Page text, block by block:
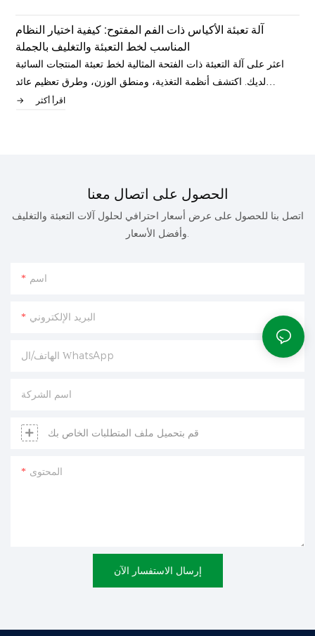
آلة تعبئة الأكياس ذات الفم المفتوح: كيفية اختيار النظام
المناسب لخط التعبئة والتغليف بالجملة
اعثر على آلة التعبئة ذات الفتحة المثالية لخط تعبئة المنتجات السائبة
لديك. اكتشف أنظمة التغذية، ومنطق الوزن، وطرق تعظيم عائد
اقرأ أكثر
الحصول على اتصال معنا
اتصل بنا للحصول على عرض أسعار احترافي لحلول آلات التعبئة والتغليف
وأفضل الأسعار.
اسم
البريد الإلكتروني
الهاتف/ال WhatsApp
اسم الشركة
قم بتحميل ملف المتطلبات الخاص بك
المحتوى
إرسال الاستفسار الآن